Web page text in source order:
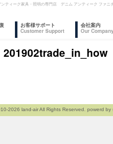
ンティーク家具・照明の専門店 デニム アンティーク ファニ
お客様サポート
Customer Support
会社案内
Our Company
201902trade_in_how
2026 land-airAll Rights Reserved. powerd by